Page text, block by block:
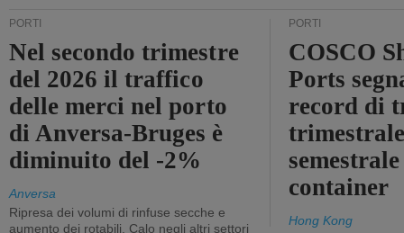
PORTI
Nel secondo trimestre
del 2026 il traffico
delle merci nel porto
di Anversa-Bruges è
diminuito del -2%
Anversa
Ripresa dei volumi di rinfuse secche e
aumento dei rotabili. Calo negli altri settori
PORTI
COSCO
Ports
record di
container
Hong Kong